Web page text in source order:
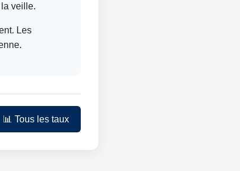
veille.
Les
📊 Tous les taux